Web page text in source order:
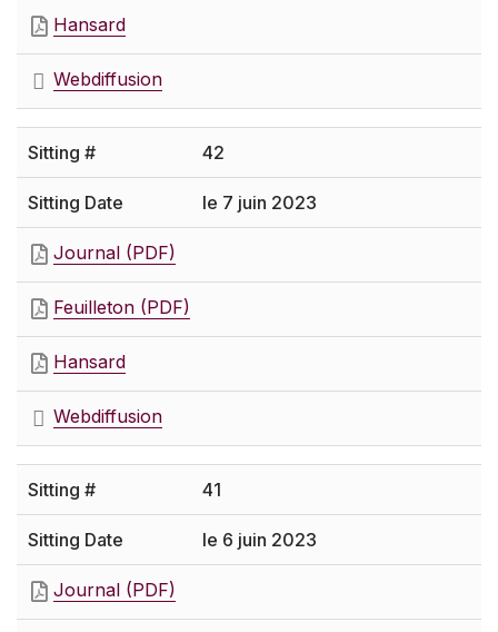
Hansard
Webdiffusion
42
le 7 juin 2023
Journal (PDF)
Feuilleton (PDF)
Hansard
Webdiffusion
41
le 6 juin 2023
Journal (PDF)